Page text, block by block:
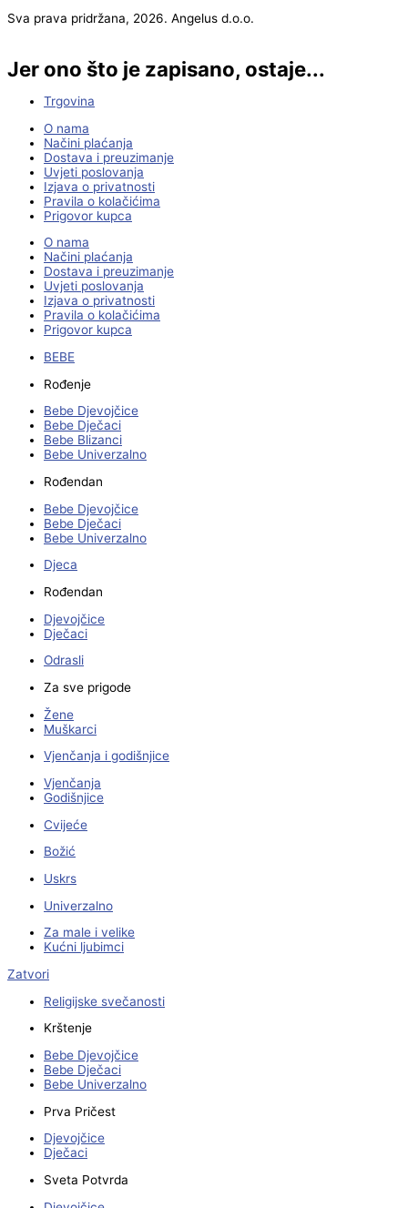
Sva prava pridržana, 2026. Angelus d.o.o.
Jer ono što je zapisano, ostaje...
Trgovina
O nama
Načini plaćanja
Dostava i preuzimanje
Uvjeti poslovanja
Izjava o privatnosti
Pravila o kolačićima
Prigovor kupca
O nama
Načini plaćanja
Dostava i preuzimanje
Uvjeti poslovanja
Izjava o privatnosti
Pravila o kolačićima
Prigovor kupca
BEBE
Rođenje
Bebe Djevojčice
Bebe Dječaci
Bebe Blizanci
Bebe Univerzalno
Rođendan
Bebe Djevojčice
Bebe Dječaci
Bebe Univerzalno
Djeca
Rođendan
Djevojčice
Dječaci
Odrasli
Za sve prigode
Žene
Muškarci
Vjenčanja i godišnjice
Vjenčanja
Godišnjice
Cvijeće
Božić
Uskrs
Univerzalno
Za male i velike
Kućni ljubimci
Zatvori
Religijske svečanosti
Krštenje
Bebe Djevojčice
Bebe Dječaci
Bebe Univerzalno
Prva Pričest
Djevojčice
Dječaci
Sveta Potvrda